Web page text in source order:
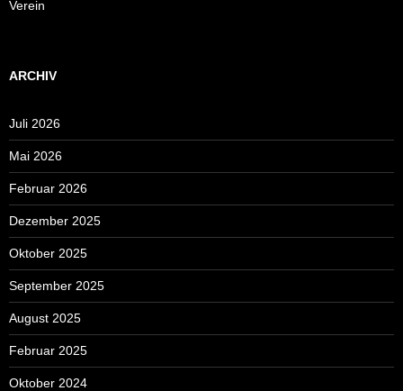
Verein
ARCHIV
Juli 2026
Mai 2026
Februar 2026
Dezember 2025
Oktober 2025
September 2025
August 2025
Februar 2025
Oktober 2024